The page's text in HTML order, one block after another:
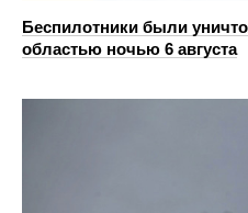
Беспилотники были
областью ночью 6 августа